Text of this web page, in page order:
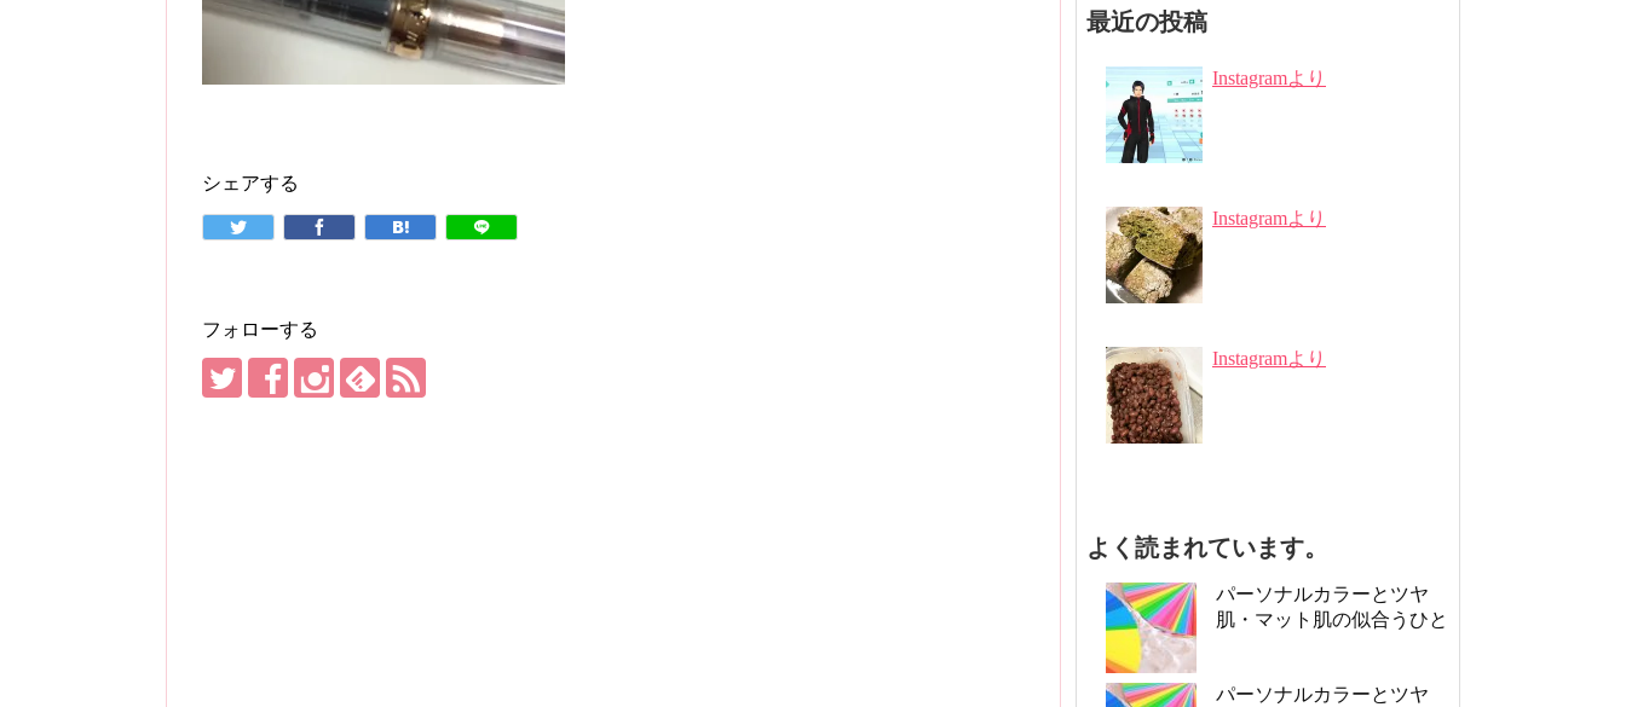
シェアする
フォローする
最近の投稿
Instagramより
Instagramより
Instagramより
よく読まれています。
パーソナルカラーとツヤ
肌・マット肌の似合うひと
パーソナルカラーとツヤ